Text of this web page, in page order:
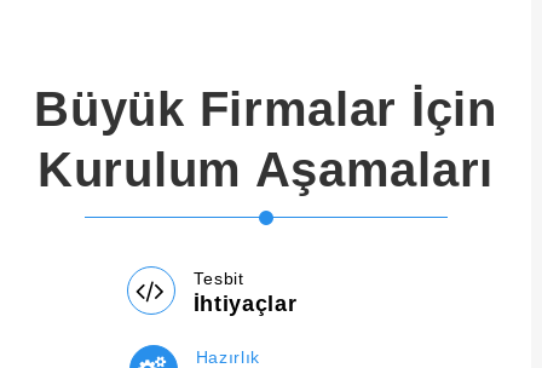
Büyük Firmalar İçin
Kurulum Aşamaları
Tesbit
İhtiyaçlar
Hazırlık